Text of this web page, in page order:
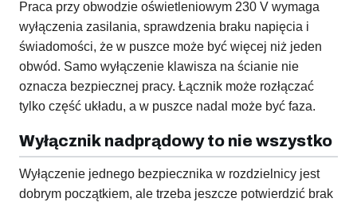
Praca przy obwodzie oświetleniowym 230 V wymaga
wyłączenia zasilania, sprawdzenia braku napięcia i
świadomości, że w puszce może być więcej niż jeden
obwód. Samo wyłączenie klawisza na ścianie nie
oznacza bezpiecznej pracy. Łącznik może rozłączać
tylko część układu, a w puszce nadal może być faza.
Wyłącznik nadprądowy to nie wszystko
Wyłączenie jednego bezpiecznika w rozdzielnicy jest
dobrym początkiem, ale trzeba jeszcze potwierdzić brak